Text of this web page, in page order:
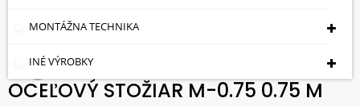
MONTÁŽNA TECHNIKA
INÉ VÝROBKY
OCEĽOVÝ STOŽIAR M-0.75 0.75 M